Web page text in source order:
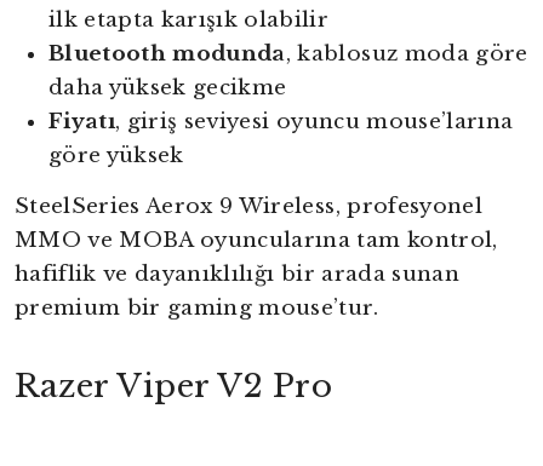
ilk etapta karışık olabilir
Bluetooth modunda, kablosuz moda göre
daha yüksek gecikme
Fiyatı, giriş seviyesi oyuncu mouse’larına
göre yüksek
SteelSeries Aerox 9 Wireless, profesyonel
MMO ve MOBA oyuncularına tam kontrol,
hafiflik ve dayanıklılığı bir arada sunan
premium bir gaming mouse’tur.
Razer Viper V2 Pro